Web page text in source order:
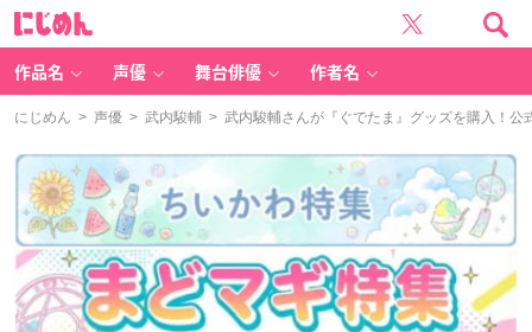
作品名 声優 舞台俳優 作者名
にじめん > 声優 > 武内駿輔 > 武内駿輔さんが『ぐでたま』グッズを購入！公